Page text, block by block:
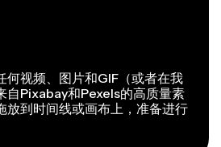
何视频、图片和GIF（或者在我
自Pixabay和Pexels的高质量素
放到时间线或画布上，准备进行